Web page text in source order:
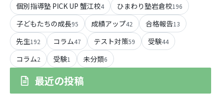
個別指導塾 PICK UP 蟹江校4 ひまわり塾岩倉校196
子どもたちの成長95 成績アップ42 合格報告13
先生192 コラム47 テスト対策59 受験44
コラム2 受験1 未分類6
最近の投稿